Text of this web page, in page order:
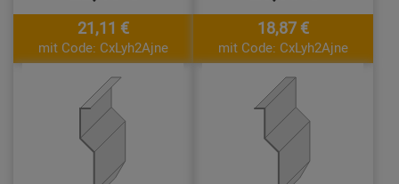
21,11 €
mit Code: CxLyh2Ajne
18,87 €
mit Code: CxLyh2Ajne